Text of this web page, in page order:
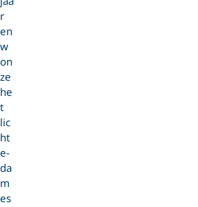
r
en
w
on
ze
he
t
lic
ht
e-
da
m
es